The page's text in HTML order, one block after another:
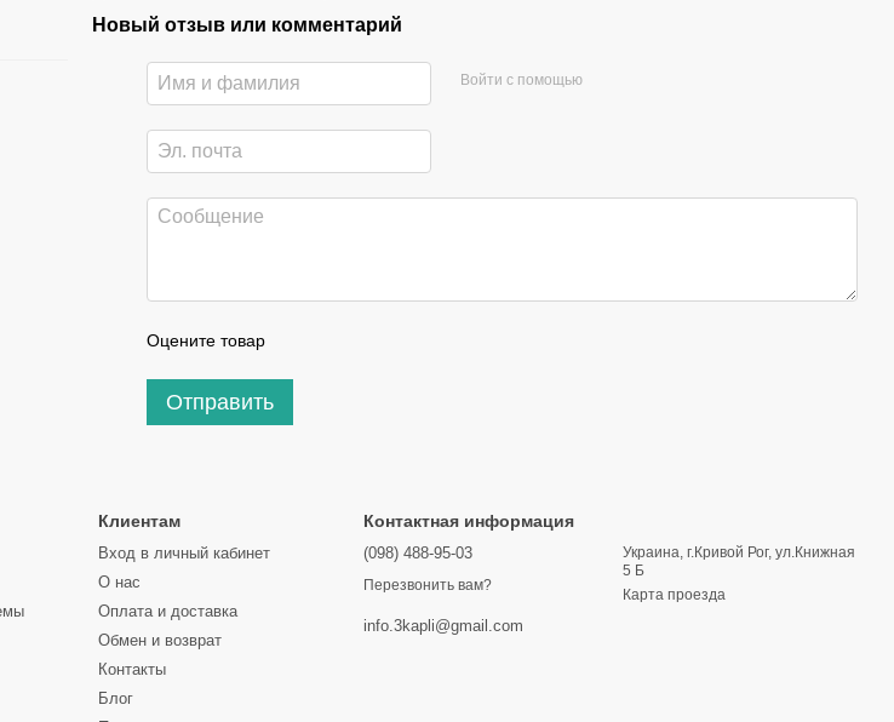
Новый отзыв или комментарий
Войти с помощью
Оцените товар
Отправить
Клиентам
Вход в личный кабинет
О нас
Оплата и доставка
Обмен и возврат
Контакты
Блог
Контактная информация
(098) 488-95-03
Перезвонить вам?
info.3kapli@gmail.com
Украина, г.Кривой Рог, ул.Книжная
5 Б
Карта проезда